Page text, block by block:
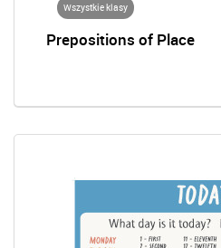
Wszystkie klasy
Prepositions of Place